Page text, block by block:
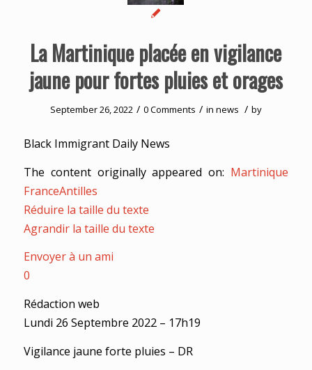
La Martinique placée en vigilance
jaune pour fortes pluies et orages
September 26, 2022 / 0 Comments / in news / by
Black Immigrant Daily News
The content originally appeared on: Martinique
FranceAntilles
Réduire la taille du texte
Agrandir la taille du texte
Envoyer à un ami
0
Rédaction web
Lundi 26 Septembre 2022 – 17h19
Vigilance jaune forte pluies – DR